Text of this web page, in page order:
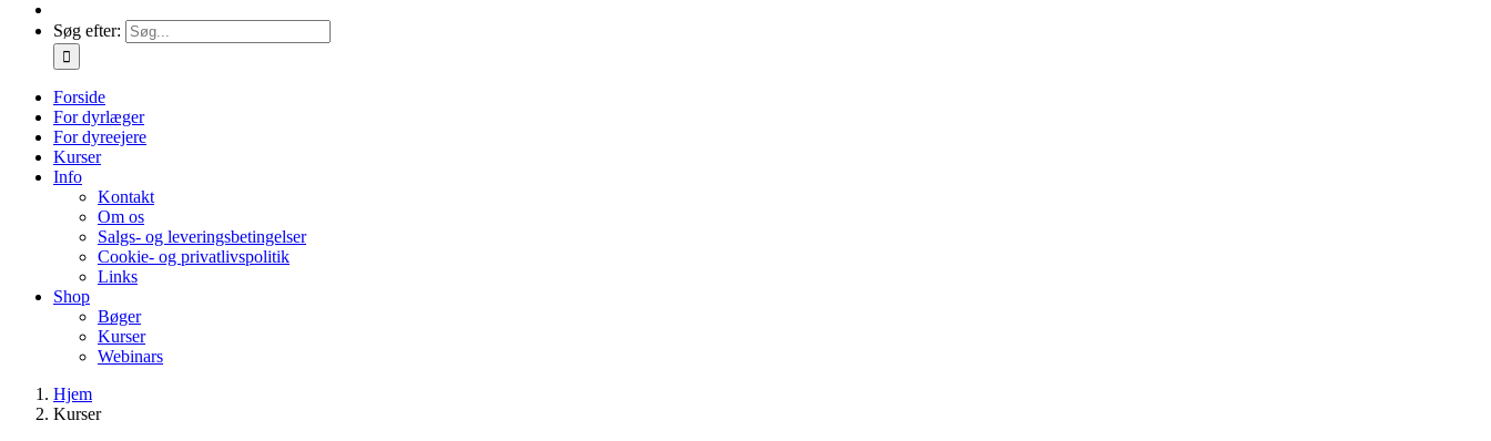
Søg efter:
Forside
For dyrlæger
For dyreejere
Kurser
Info
Kontakt
Om os
Salgs- og leveringsbetingelser
Cookie- og privatlivspolitik
Links
Shop
Bøger
Kurser
Webinars
Hjem
Kurser